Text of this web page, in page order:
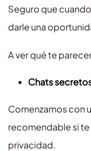
Seguro que
darle una
A ver qué te
Chats
Comenzamos con
recomendable si
privacidad.